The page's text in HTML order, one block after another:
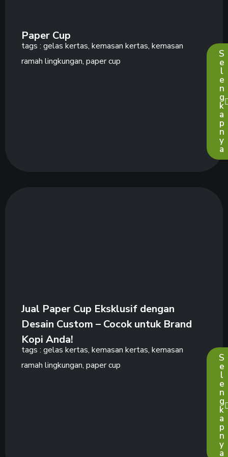
Paper Cup
tags : gelas kertas, kemasan kertas, kemasan
ramah lingkungan, paper cup
S
e
l
e
n
g
k
a
p
n
y
a
Jual Paper Cup Eksklusif dengan
Desain Custom – Cocok untuk Brand
Kopi Anda!
tags : gelas kertas, kemasan kertas, kemasan
ramah lingkungan, paper cup
S
e
l
e
n
g
k
a
p
n
y
a